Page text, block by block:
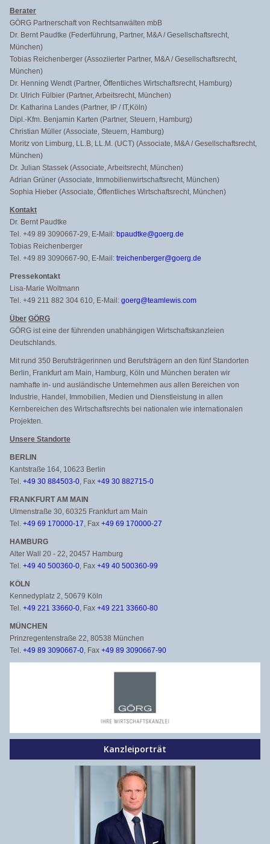
Berater
GÖRG Partnerschaft von Rechtsanwälten mbB
Dr. Bernt Paudtke (Federführung, Partner, M&A / Gesellschaftsrecht,
München)
Tobias Reichenberger (Assoziierter Partner, M&A / Gesellschaftsrecht,
München)
Dr. Henning Wendt (Partner, Öffentliches Wirtschaftsrecht, Hamburg)
Dr. Ulrich Fülbier (Partner, Arbeitsrecht, München)
Dr. Katharina Landes (Partner, IP / IT,Köln)
Dipl.-Kfm. Benjamin Karten (Partner, Steuern, Hamburg)
Christian Müller (Associate, Steuern, Hamburg)
Moritz von Limburg, LL.B, LL.M. (UCT) (Associate, M&A / Gesellschaftsrecht,
München)
Dr. Julian Stassek (Associate, Arbeitsrecht, München)
Adrian Grüner (Associate, Immobilienwirtschaftsrecht, München)
Sophia Hieber (Associate, Öffentliches Wirtschaftsrecht, München)
Kontakt
Dr. Bernt Paudtke
Tel. +49 89 3090667-29, E-Mail: bpaudtke@goerg.de
Tobias Reichenberger
Tel. +49 89 3090667-90, E-Mail: treichenberger@goerg.de
Pressekontakt
Lisa-Marie Woltmann
Tel. +49 211 882 304 610, E-Mail: goerg@teamlewis.com
Über GÖRG
GÖRG ist eine der führenden unabhängigen Wirtschaftskanzleien
Deutschlands.
Mit rund 350 Berufsträgerinnen und Berufsträgern an den fünf Standorten
Berlin, Frankfurt am Main, Hamburg, Köln und München beraten wir
namhafte in- und ausländische Unternehmen aus allen Bereichen von
Industrie, Handel, Immobilien, Medien und Dienstleistung in allen
Kernbereichen des Wirtschaftsrechts bei nationalen wie internationalen
Projekten.
Unsere Standorte
BERLIN
Kantstraße 164, 10623 Berlin
Tel. +49 30 884503-0, Fax +49 30 882715-0
FRANKFURT AM MAIN
Ulmenstraße 30, 60325 Frankfurt am Main
Tel. +49 69 170000-17, Fax +49 69 170000-27
HAMBURG
Alter Wall 20 - 22, 20457 Hamburg
Tel. +49 40 500360-0, Fax +49 40 500360-99
KÖLN
Kennedyplatz 2, 50679 Köln
Tel. +49 221 33660-0, Fax +49 221 33660-80
MÜNCHEN
Prinzregentenstraße 22, 80538 München
Tel. +49 89 3090667-0, Fax +49 89 3090667-90
Kanzleiporträt